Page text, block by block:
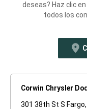
deseas? Haz clic
todos los
Corwin Chrysler
301 38th St S